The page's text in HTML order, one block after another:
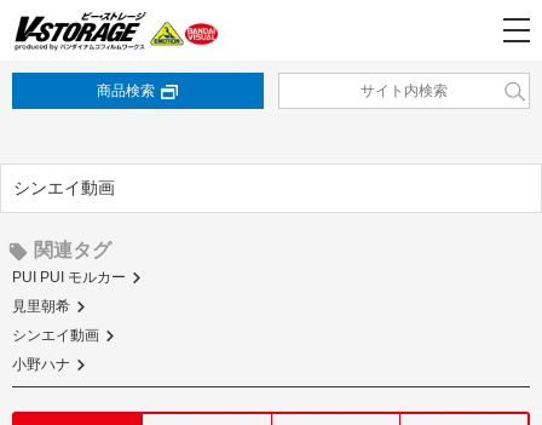
商品検索
シンエイ動画
関連タグ
PUI PUI モルカー
見里朝希
シンエイ動画
小野ハナ